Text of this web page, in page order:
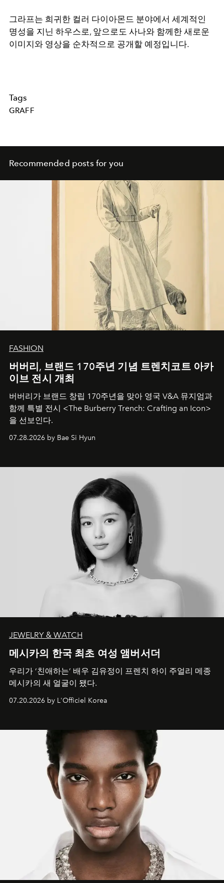
그라프는 희귀한 컬러 다이아몬드 분야에서 세계적인
명성을 지닌 하우스로, 앞으로도 사나와 함께한 새로운
이미지와 영상을 순차적으로 공개할 예정입니다.
Tags
GRAFF
Recommended posts for you
FASHION
버버리, 브랜드 170주년 기념 트렌치코트 아카
이브 전시 개최
버버리가 브랜드 창립 170주년을 맞아 영국 V&A 뮤지엄과
함께 특별 전시 <The Burberry Trench: Crafting an Icon>
을 선보인다.
07.28.2026 by Bae Si Hyun
JEWELRY & WATCH
메시카의 한국 최초 여성 앰버서더
우리가 ‘친애하는’ 배우 김유정이 프렌치 하이 주얼리 메종
메시카의 새 얼굴이 됐다.
07.20.2026 by L'Officiel Korea